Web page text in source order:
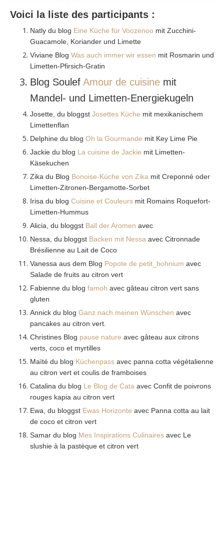
Voici la liste des participants :
Natly du blog Eine Küche für Voozenoo mit Zucchini-
Guacamole, Koriander und Limette
Viviane Blog Was auch immer wir essen mit Rosmarin und
Limetten-Pfirsich-Gratin
Blog Soulef Amour de cuisine mit
Mandel- und Limetten-Energiekugeln
Josette, du bloggst Josettes Küche mit mexikanischem
Limettenflan
Delphine du blog Oh la Gourmande mit Key Lime Pie
Jackie du blog La cuisine de Jackie mit Limetten-
Käsekuchen
Zika du Blog Bonoise-Küche von Zika mit Creponné oder
Limetten-Zitronen-Bergamotte-Sorbet
Irisa du blog Cuisine et Couleurs mit Romains Roquefort-
Limetten-Hummus
Alicia, du bloggst Ball der Aromen avec
Nessa, du bloggst Backen mit Nessa avec Citronnade
Brésilienne au Lait de Coco
Vanessa aus dem Blog Popote de petit_bohnium avec
Salade de fruits au citron vert
Fabienne du blog famoh avec gâteau citron vert sans
gluten
Annick du blog Ganz nach meinen Wünschen avec
pancakes au citron vert
Christines Blog pause nature avec gâteau aux citrons
verts coco et myrtilles
Maïté du blog Küchenpass avec panna cotta végétalienne
au citron vert et coulis de framboises
Catalina du blog Le Blog de Cata avec Confit de poivrons
rouges kapia au citron vert
Ewa, du bloggst Ewas Horizonte avec Panna cotta au lait
de coco et citron vert
Samar du blog Mes Inspirations Culinaires avec Le
slushie à la pastèque et citron vert